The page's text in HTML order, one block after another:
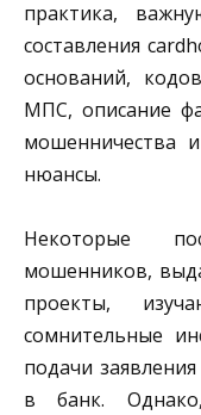
практика,
составления
оснований,
МПС, описание
мошенничества
нюансы.
Некоторые
мошенников,
проекты,
сомнительные
подачи
в банк.